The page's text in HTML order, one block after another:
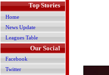
Top Stories
Home
News Update
Leagues Table
Our Social
Facebook
Twitter